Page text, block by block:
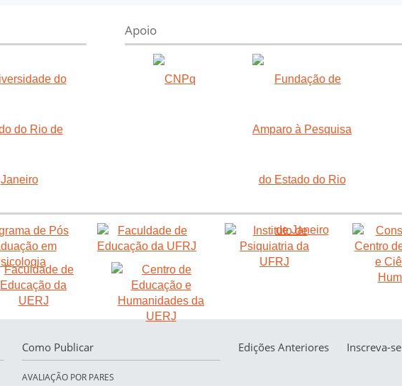
Apoio
Como Publicar
AVALIAÇÃO POR PARES
Edições Anteriores Inscreva-se